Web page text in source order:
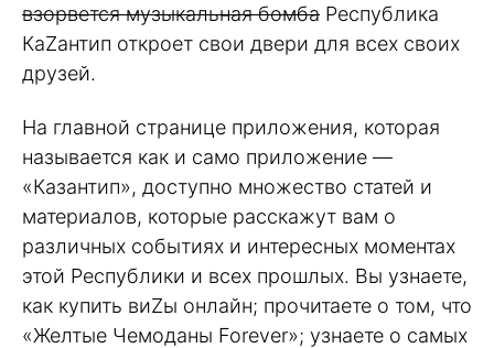
взорвется музыкальная бомба Республика
КаZантип откроет свои двери для всех своих
друзей.
На главной странице приложения, которая
называется как и само приложение —
«Казантип», доступно множество статей и
материалов, которые расскажут вам о
различных событиях и интересных моментах
этой Республики и всех прошлых. Вы узнаете,
как купить виZы онлайн; прочитаете о том, что
«Желтые Чемоданы Forever»; узнаете о самых